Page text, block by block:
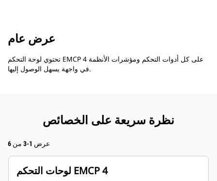
عرض عام
تحتوي لوحة التحكم EMCP 4 على كل أدوات التحكم ومؤشرات الأنظمة
في واجهة يسهل الوصول إليها.
نظرة سريعة على الخصائص
عرض 1-3 من 6
لوحات التحكم EMCP 4